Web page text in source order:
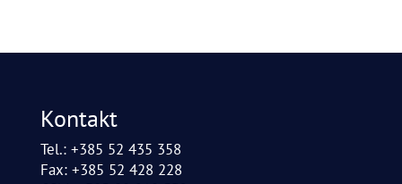
Kontakt
Tel.: +385 52 435 358
Fax: +385 52 428 228